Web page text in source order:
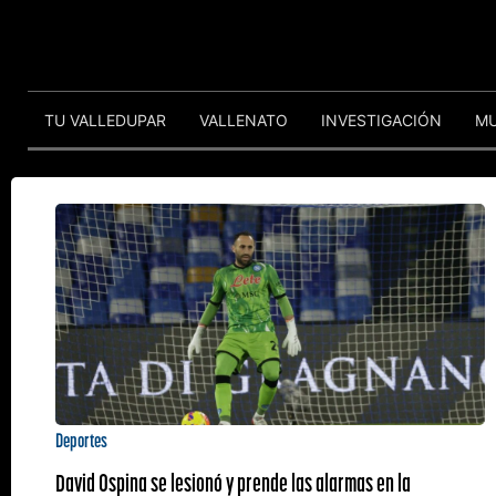
TU VALLEDUPAR VALLENATO INVESTIGACIÓN
Deportes
David Ospina se lesionó y prende las alarmas en la